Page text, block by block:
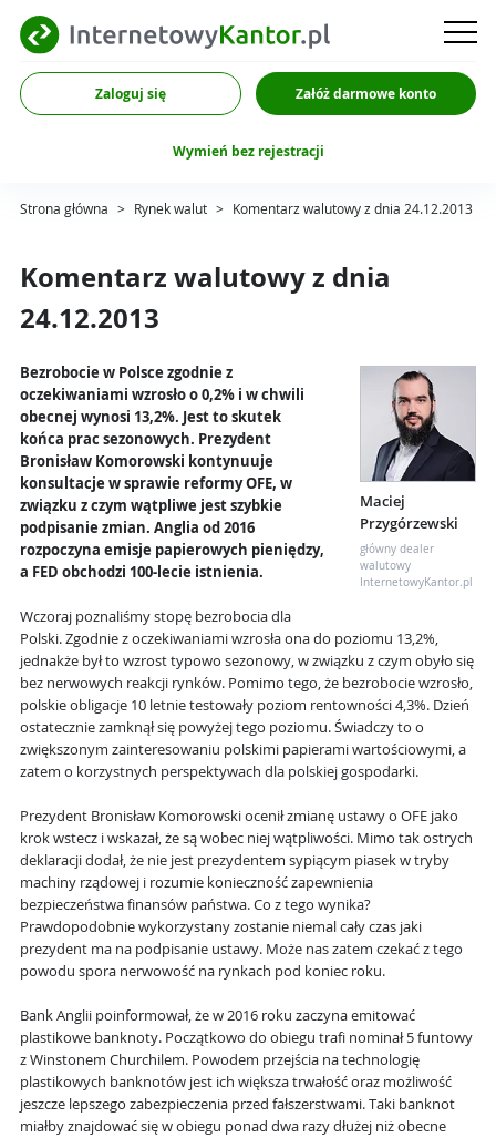
Zaloguj się Załóż darmowe konto
Wymień bez rejestracji
Strona główna > Rynek walut > Komentarz walutowy z dnia 24.12.2013
Komentarz walutowy z dnia
24.12.2013
Maciej
Przygórzewski
główny dealer
walutowy
InternetowyKantor.pl
Bezrobocie w Polsce zgodnie z
oczekiwaniami wzrosło o 0,2% i w chwili
obecnej wynosi 13,2%. Jest to skutek
końca prac sezonowych. Prezydent
Bronisław Komorowski kontynuuje
konsultacje w sprawie reformy OFE, w
związku z czym wątpliwe jest szybkie
podpisanie zmian. Anglia od 2016
rozpoczyna emisje papierowych pieniędzy,
a FED obchodzi 100-lecie istnienia.
Wczoraj poznaliśmy stopę bezrobocia dla
Polski. Zgodnie z oczekiwaniami wzrosła ona do poziomu 13,2%,
jednakże był to wzrost typowo sezonowy, w związku z czym obyło się
bez nerwowych reakcji rynków. Pomimo tego, że bezrobocie wzrosło,
polskie obligacje 10 letnie testowały poziom rentowności 4,3%. Dzień
ostatecznie zamknął się powyżej tego poziomu. Świadczy to o
zwiększonym zainteresowaniu polskimi papierami wartościowymi, a
zatem o korzystnych perspektywach dla polskiej gospodarki.
Prezydent Bronisław Komorowski ocenił zmianę ustawy o OFE jako
krok wstecz i wskazał, że są wobec niej wątpliwości. Mimo tak ostrych
deklaracji dodał, że nie jest prezydentem sypiącym piasek w tryby
machiny rządowej i rozumie konieczność zapewnienia
bezpieczeństwa finansów państwa. Co z tego wynika?
Prawdopodobnie wykorzystany zostanie niemal cały czas jaki
prezydent ma na podpisanie ustawy. Może nas zatem czekać z tego
powodu spora nerwowość na rynkach pod koniec roku.
Bank Anglii poinformował, że w 2016 roku zaczyna emitować
plastikowe banknoty. Początkowo do obiegu trafi nominał 5 funtowy
z Winstonem Churchilem. Powodem przejścia na technologię
plastikowych banknotów jest ich większa trwałość oraz możliwość
jeszcze lepszego zabezpieczenia przed fałszerstwami. Taki banknot
miałby znajdować się w obiegu ponad dwa razy dłużej niż obecne